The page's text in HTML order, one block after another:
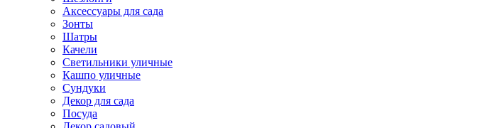
Аксессуары для сада
Зонты
Шатры
Качели
Cветильники уличные
Кашпо уличные
Сундуки
Декор для сада
Посуда